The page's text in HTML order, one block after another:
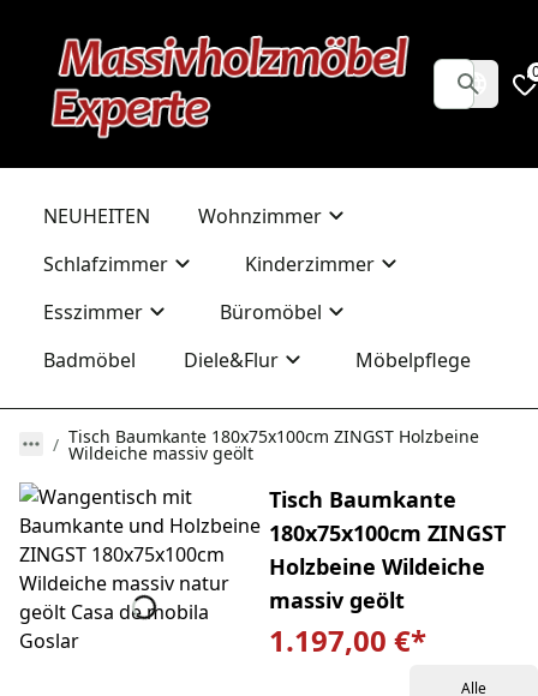
NEUHEITEN
Wohnzimmer
Schlafzimmer
Kinderzimmer
Esszimmer
Büromöbel
Badmöbel
Diele&Flur Möbelpflege
Tisch Baumkante 180x75x100cm ZINGST Holzbeine
Wildeiche massiv geölt
Tisch Baumkante
180x75x100cm ZINGST
Holzbeine Wildeiche
massiv geölt
1.197,00 €*
Alle